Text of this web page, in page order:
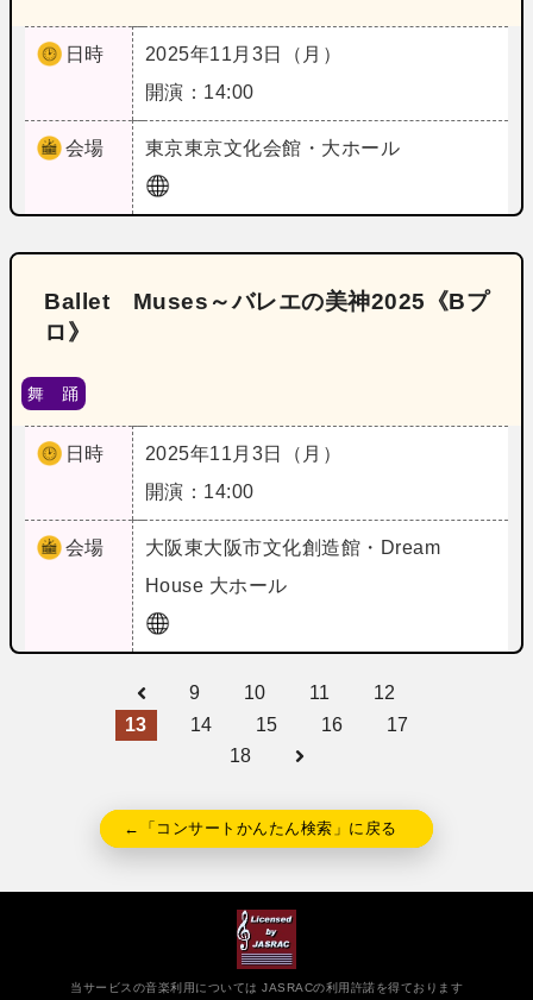
日時
2025年11月3日（月）
開演：14:00
会場 東京東京文化会館・大ホール
Ballet Muses～バレエの美神2025《Bプ
ロ》
舞 踊
日時
2025年11月3日（月）
開演：14:00
会場 大阪東大阪市文化創造館・Dream
House 大ホール
9 10 11
12
13
14 15 16
17
18
←「コンサートかんたん検索」に戻る
当サービスの音楽利用については JASRACの利用許諾を得ております